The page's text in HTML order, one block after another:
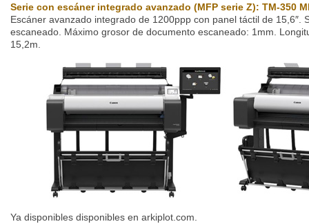
Serie con escáner integrado avanzado (MFP serie Z): TM-350
Escáner avanzado integrado de 1200ppp con panel táctil de 15,6″.
escaneado. Máximo grosor de documento escaneado: 1mm.
15,2m.
Ya disponibles disponibles en arkiplot.com.